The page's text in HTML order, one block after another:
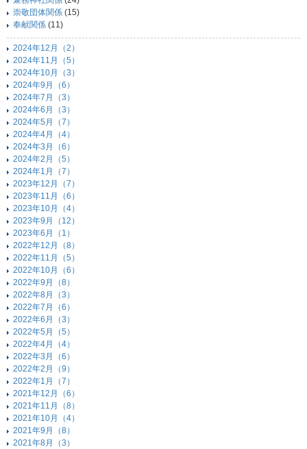
崇敬団体関係 (15)
奉献関係 (11)
2024年12月（2）
2024年11月（5）
2024年10月（3）
2024年9月（6）
2024年7月（3）
2024年6月（3）
2024年5月（7）
2024年4月（4）
2024年3月（6）
2024年2月（5）
2024年1月（7）
2023年12月（7）
2023年11月（6）
2023年10月（4）
2023年9月（12）
2023年6月（1）
2022年12月（8）
2022年11月（5）
2022年10月（6）
2022年9月（8）
2022年8月（3）
2022年7月（6）
2022年6月（3）
2022年5月（5）
2022年4月（4）
2022年3月（6）
2022年2月（9）
2022年1月（7）
2021年12月（6）
2021年11月（8）
2021年10月（4）
2021年9月（8）
2021年8月（3）